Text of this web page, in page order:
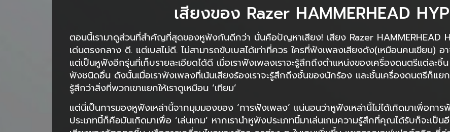
เสียงของ Razer HAMMERHEAD
ตอนนี้เรามาดูส่วนที่สำคัญที่สุดของหูฟังกันดีกว่า นั่นคือปัญหาเสียง! เสียง Razer HAMMERHEAD
เด่นตรงกลาง ดี. แต่เบสไม่ดี. ไม่สามารถขับเบสได้เท่าที่ควร ใครที่ฟังเพลงเสียงดัง(เหมือนคนเขียน)
แต่เป็นหูฟังอีกรุ่นที่เก็บรายละเอียดได้ดี เมื่อเราฟังเพลงเราจะรู้สึกถึงตำแหน่งของเครื่องดนตรีแต่ละชิ้
ฟังชนิดอื่น ดังนั้นเมื่อเราฟังเพลงที่เน้นเสียงร้องเราจะรู้สึกถึงชั้นของนักร้อง และชั้นเครื่องดนตรีก็แ
รู้สึกว่าสิ่งที่พวกเขาแยกให้เราดูเหมือน ‘เทียม’
แต่นี่เป็นการมองหูฟังเหล่านี้จากมุมมองของ ‘การฟังเพลง’ แน่นอนว่าหูฟังเหล่านี้ไม่ได้เกิดมาเพื่อก
ประเภทนี้ก็คือมันเกิดมาเพื่อ ‘เล่นเกม’ หากเรานำหูฟังประเภทนี้มาเล่นเกมความรู้สึกที่คุณได้รับก็จะเ